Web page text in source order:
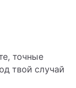
точные
твой случай